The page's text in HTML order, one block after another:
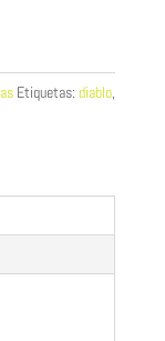
Etiquetas: diablo,